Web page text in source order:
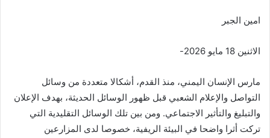
امين الجبر
الاثنين 18 مايو 2026-
مارس الإنسان اليمني، منذ القدم، أشكالا متعددة من وسائل
التواصل والإعلام الشعبي قبل ظهور الوسائل الحديثة، بهدف الإعلان
والتبليغ والتأثير الاجتماعي. ومن بين تلك الوسائل التقليدية التي
تركت أثرا واضحا في البيئة الريفية، خصوصا لدى المزارعين